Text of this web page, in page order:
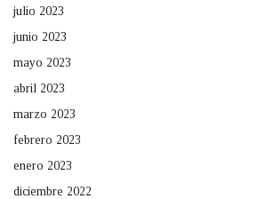
julio 2023
junio 2023
mayo 2023
abril 2023
marzo 2023
febrero 2023
enero 2023
diciembre 2022